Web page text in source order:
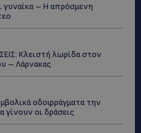
γυναίκα – Η απρόσμενη
Κλειστή λωρίδα στον
– Λάρνακας
οδοφράγματα την
γίνουν οι δράσεις